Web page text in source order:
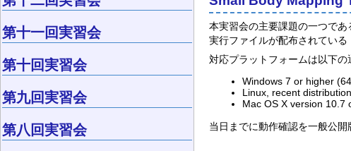
本実習会の主要課題の一つで
実行ファイルが配布されてい
対応プラットフォームは以下
Windows 7 or higher
Linux, recent
Mac OS X version 10.7
当日までに動作確認を一般公開
第十一回実習会
第十回実習会
第九回実習会
第八回実習会